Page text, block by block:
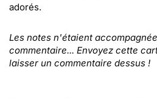
adorés.
Les notes n'étaient
commentaire... Envoyez cette
laisser un commentaire dessus !